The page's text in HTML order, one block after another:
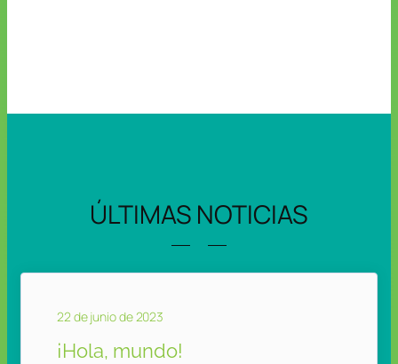
ÚLTIMAS NOTICIAS
22 de junio de 2023
¡Hola, mundo!